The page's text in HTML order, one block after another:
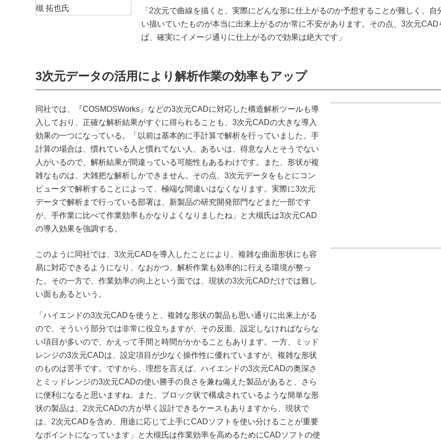
「2次元で曲線を描くと、実際にどんな形に仕上がるのか予想することが難しく、自
い描いていたものが本当に出来上がるのか常に不安があります。その点、3次元CAD
ば、確実にイメージ通りに仕上がるので効果は絶大です」
3次元データの活用により解析作業の効率もアップ
同社では、『COSMOSWorks』などの3次元CADに対応した構造解析ツールも導
入しており、正確な解析結果がすぐに得られることも、3次元CADの大きな導入
効果の一つになっている。「以前は基本的に手計算で解析を行っていました。手
計算の場合は、慣れている人と慣れてない人、あるいは、得意な人とそうでない
人がいるので、解析結果が間違っている可能性もあるわけです。また、形状が複
雑なものは、大雑把な解析しかできません。その点、3次元データをもとにコン
ピュータで解析することによって、極端な間違いはなくなります。実際に3次元
データで解析まで行っている部署は、新製品の研究開発部門などまだ一部です
が、手作業に比べて作業効率もかなりよくなりましたね」と大槻氏は3次元CAD
の導入効果を強調する。
このように同社では、3次元CADを導入したことにより、複雑な曲面形状にも容
易に対応できるようになり、なおかつ、解析作業も効率的に行える環境が整っ
た。その一方で、作業効率の向上という面では、現状の3次元CADだけでは難し
い面もあるという。
「ハイエンドの3次元CADを使うと、複雑な形状の製品も思い通りに出来上がる
ので、そういう部分では非常に役立ちますが、その反面、設定しなければならな
い項目が多いので、かえって手間と時間がかかることもあります。一方、ミッド
レンジの3次元CADは、設定項目が少なく操作性に優れていますが、複雑な形状
のものは苦手です。ですから、理想を言えば、ハイエンドの3次元CADの奥深さ
とミッドレンジの3次元CADの使い勝手の良さを兼ね備えた製品があると、さら
に便利になると思いますね。また、ブロック状で構成されているような簡単な形
状の製品は、2次元CADの方が早く設計できるケースもありますから、現状で
は、2次元CADを含め、用途に応じて上手にCADソフトを使い分けることが重要
なポイントになっています」と大槻氏は作業効率を高めるためにCADソフトの使